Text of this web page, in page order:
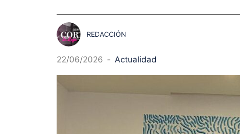
REDACCIÓN
22/06/2026 - Actualidad